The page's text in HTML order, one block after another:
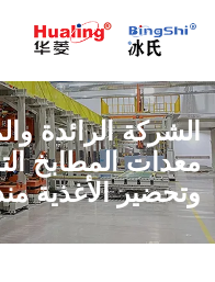
الشركة الرائدة
معدات المطابخ
وتحضير الأغذية منذ